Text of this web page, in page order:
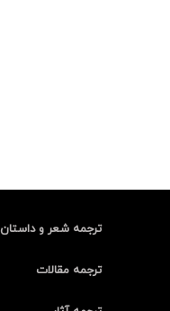
ترجمه شعر و داستان
ترجمه مقالات